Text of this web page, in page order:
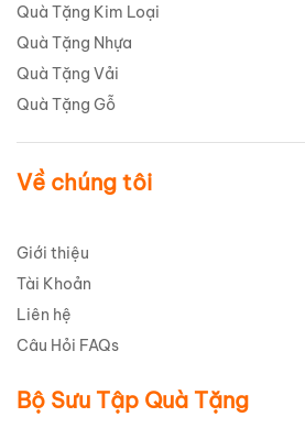
Quà Tặng Kim Loại
Quà Tặng Nhựa
Quà Tặng Vải
Quà Tặng Gỗ
Về chúng tôi
Giới thiệu
Tài Khoản
Liên hệ
Câu Hỏi FAQs
Bộ Sưu Tập Quà Tặng